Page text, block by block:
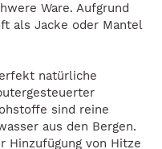
Ware. Aufgrund
als Jacke oder Mantel
natürliche
sind reine
aus den Bergen.
Hinzufügung von Hitze